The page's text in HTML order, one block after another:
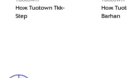
Нож Tuotown Tkk-
Step
Нож
Barhan